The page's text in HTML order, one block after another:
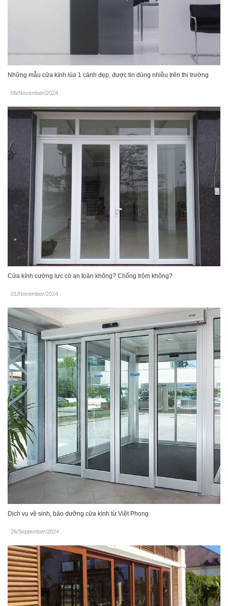
Những mẫu cửa kính lùa 1 cánh đẹp, được tin dùng nhiều trên thị trường
08/November/2024
Cửa kính cường lực có an toàn không? Chống trộm không?
01/November/2024
Dịch vụ vệ sinh, bảo dưỡng cửa kính từ Việt Phong
26/September/2024 .